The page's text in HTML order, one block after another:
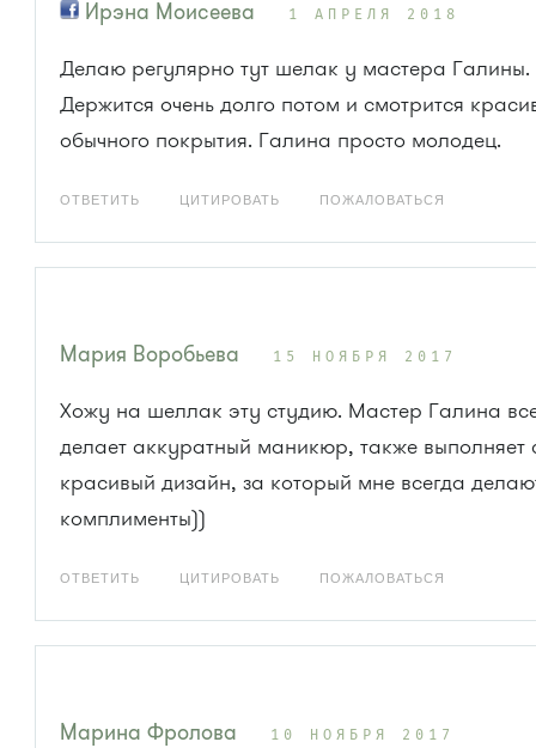
Ирэна Моисеева 1 АПРЕЛЯ 2018
Делаю регулярно тут шелак у мастера Галины.
Держится очень долго потом и смотрится
обычного покрытия. Галина просто молодец.
ОТВЕТИТЬ ЦИТИРОВАТЬ ПОЖАЛОВАТЬСЯ
Мария Воробьева 15 НОЯБРЯ 2017
Хожу на шеллак эту студию. Мастер Галина
делает аккуратный маникюр, также выполняет
красивый дизайн, за который мне всегда
комплименты))
ОТВЕТИТЬ ЦИТИРОВАТЬ ПОЖАЛОВАТЬСЯ
Марина Фролова 10 НОЯБРЯ 2017